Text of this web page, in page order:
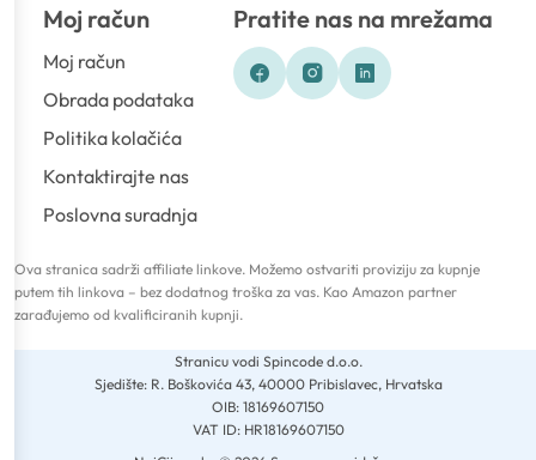
Moj račun
Moj račun
Obrada podataka
Politika kolačića
Kontaktirajte nas
Poslovna suradnja
Pratite nas na mrežama
Ova stranica sadrži affiliate linkove. Možemo ostvariti proviziju za kupnje
putem tih linkova – bez dodatnog troška za vas. Kao Amazon partner
zarađujemo od kvalificiranih kupnji.
Stranicu vodi Spincode d.o.o.
Sjedište: R. Boškovića 43, 40000 Pribislavec, Hrvatska
OIB: 18169607150
VAT ID: HR18169607150